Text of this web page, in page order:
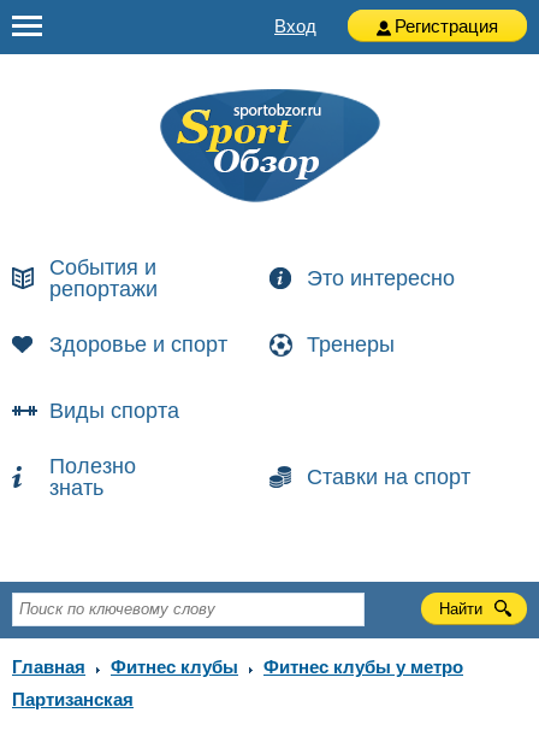
Вход Регистрация
События и
репортажи
Это интересно
Здоровье и спорт Тренеры
Виды спорта
Полезно
знать
Ставки на спорт
Главная Фитнес клубы
Фитнес клубы у метро
Партизанская